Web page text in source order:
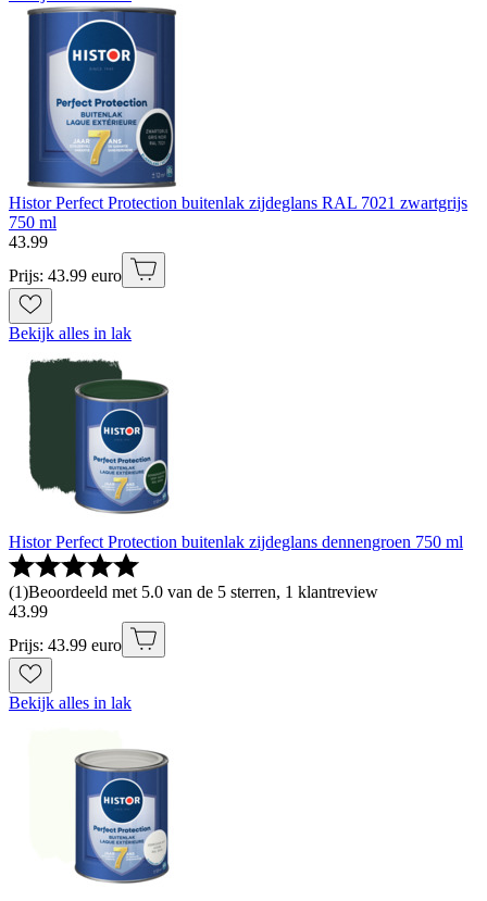
Histor Perfect Protection buitenlak zijdeglans RAL 7021 zwartgrijs
750 ml
43.99
Prijs: 43.99 euro
Bekijk alles in lak
Histor Perfect Protection buitenlak zijdeglans dennengroen 750 ml
(1)Beoordeeld met 5.0 van de 5 sterren, 1 klantreview
43.99
Prijs: 43.99 euro
Bekijk alles in lak